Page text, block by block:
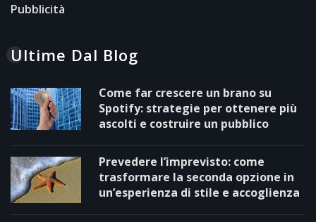
Pubblicità
Ultime Dal Blog
Come far crescere un brano su
Spotify: strategie per ottenere più
ascolti e costruire un pubblico
Prevedere l’imprevisto: come
trasformare la seconda opzione in
un’esperienza di stile e accoglienza